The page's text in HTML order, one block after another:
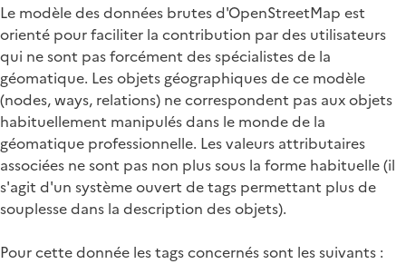
Le modèle des données brutes d'OpenStreetMap est
orienté pour faciliter la contribution par des utilisateurs
qui ne sont pas forcément des spécialistes de la
géomatique. Les objets géographiques de ce modèle
(nodes, ways, relations) ne correspondent pas aux objets
habituellement manipulés dans le monde de la
géomatique professionnelle. Les valeurs attributaires
associées ne sont pas non plus sous la forme habituelle (il
s'agit d'un système ouvert de tags permettant plus de
souplesse dans la description des objets).
Pour cette donnée les tags concernés sont les suivants :